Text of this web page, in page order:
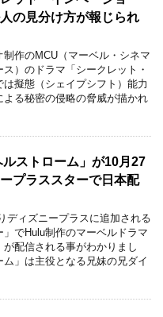
の見分け方が報じられ
制作のMCU（マーベル・シネマ
）のドラマ「シークレット・
は擬態（シェイプシフト）能力
よる秘密の侵略の脅威が描かれ
ストローム」が10月27
プラススターで日本配
ディズニープラスに追加される
」でHulu制作のマーベルドラマ
が配信される事がわかりまし
ム」は主役となる兄妹の兄ダイ